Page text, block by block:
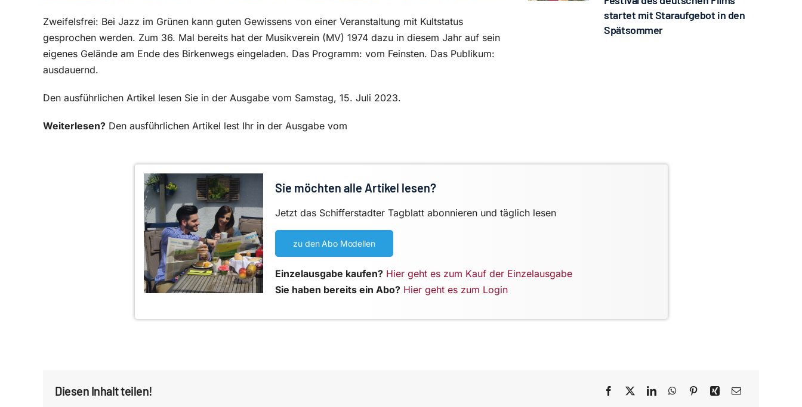
Zweifelsfrei: Bei Jazz im Grünen kann guten Gewissens von einer Veranstaltung mit Kultstatus
gesprochen werden. Zum 36. Mal bereits hat der Musikverein (MV) 1974 dazu in diesem Jahr auf sein
eigenes Gelände am Ende des Birkenwegs eingeladen. Das Programm: vom Feinsten. Das Publikum:
ausdauernd.
Den ausführlichen Artikel lesen Sie in der Ausgabe vom Samstag, 15. Juli 2023.
Weiterlesen? Den ausführlichen Artikel lest Ihr in der Ausgabe vom
startet mit Staraufgebot in den
Spätsommer
Sie möchten alle Artikel lesen?
Jetzt das Schifferstadter Tagblatt abonnieren und täglich lesen
zu den Abo Modellen
Einzelausgabe kaufen? Hier geht es zum Kauf der Einzelausgabe
Sie haben bereits ein Abo? Hier geht es zum Login
Diesen Inhalt teilen!